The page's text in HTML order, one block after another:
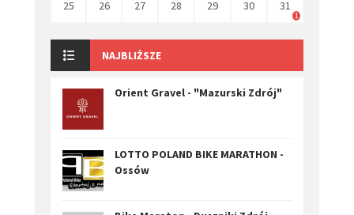
25 26 27 28 29 30 31
1
NAJBLIŻSZE
Orient Gravel - "Mazurski Zdrój"
LOTTO POLAND BIKE MARATHON -
Ossów